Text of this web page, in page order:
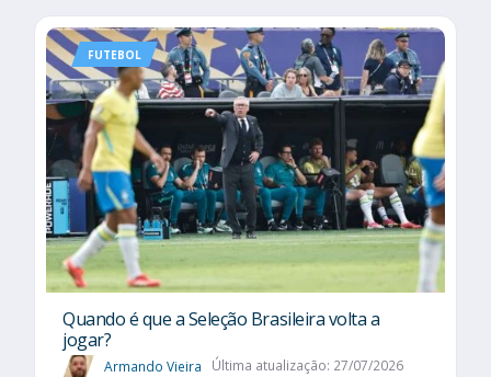
FUTEBOL
Quando é que a Seleção Brasileira volta a
jogar?
Armando Vieira Última atualização: 27/07/2026